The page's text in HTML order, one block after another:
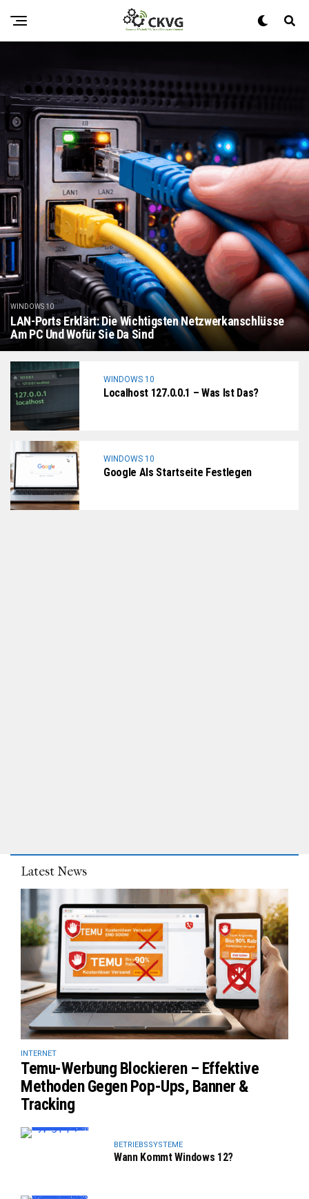
WINDOWS 10
LAN-Ports Erklärt: Die Wichtigsten Netzwerkanschlüsse
Am PC Und Wofür Sie Da Sind
WINDOWS 10
Localhost 127.0.0.1 – Was Ist Das?
WINDOWS 10
Google Als Startseite Festlegen
Latest News
INTERNET
Temu-Werbung Blockieren – Effektive
Methoden Gegen Pop-Ups, Banner &
Tracking
BETRIEBSSYSTEME
Wann Kommt Windows 12?